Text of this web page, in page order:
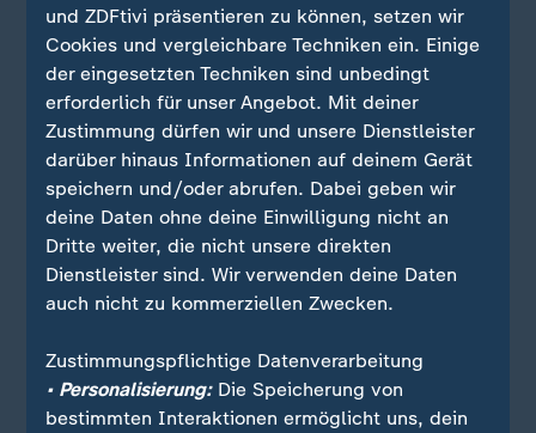
und ZDFtivi präsentieren zu können, setzen wir
Cookies und vergleichbare Techniken ein. Einige
der eingesetzten Techniken sind unbedingt
erforderlich für unser Angebot. Mit deiner
Zustimmung dürfen wir und unsere Dienstleister
darüber hinaus Informationen auf deinem Gerät
speichern und/oder abrufen. Dabei geben wir
deine Daten ohne deine Einwilligung nicht an
Dritte weiter, die nicht unsere direkten
Dienstleister sind. Wir verwenden deine Daten
auch nicht zu kommerziellen Zwecken.
Zustimmungspflichtige Datenverarbeitung
• Personalisierung:Die Speicherung von
bestimmten Interaktionen ermöglicht uns, dein